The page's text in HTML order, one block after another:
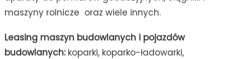
maszyny rolnicze oraz wiele innych.
Leasing maszyn budowlanych i pojazdów
budowlanych:koparki, koparko-ładowarki,